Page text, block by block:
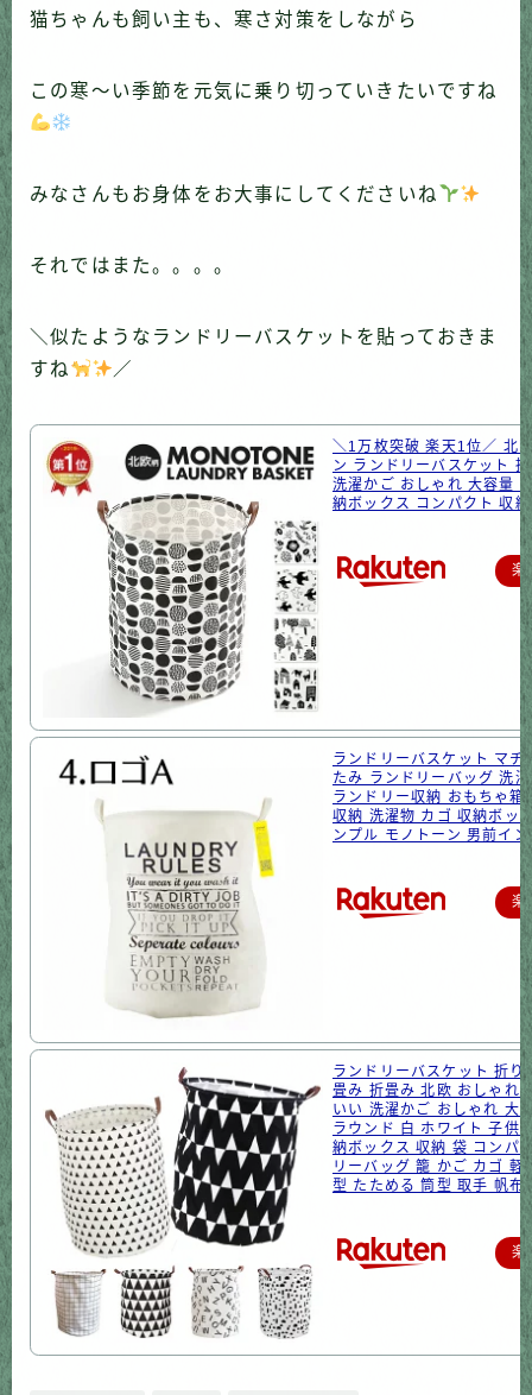
猫ちゃんも飼い主も、寒さ対策をしながら
この寒〜い季節を元気に乗り切っていきたいですね
みなさんもお身体をお大事にしてくださいね
それではまた。。。。
＼似たようなランドリーバスケットを貼っておきま
すね
／
＼1万枚突破 楽天1位／ 北
ン ランドリーバスケット
洗濯かご おしゃれ 大容量
納ボックス コンパクト 収
楽
ランドリーバスケット マチ
たみ ランドリーバッグ 洗
ランドリー収納 おもちゃ箱
収納 洗濯物 カゴ 収納ボッ
ンプル モノトーン 男前イ
楽
ランドリーバスケット 折り
畳み 折畳み 北欧 おしゃれ
いい 洗濯かご おしゃれ 大
ラウンド 白 ホワイト 子供
納ボックス 収納 袋 コンパ
リーバッグ 籠 かご カゴ 軽
型 たためる 筒型 取手 帆布
楽